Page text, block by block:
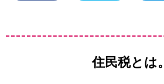
住民税とは。